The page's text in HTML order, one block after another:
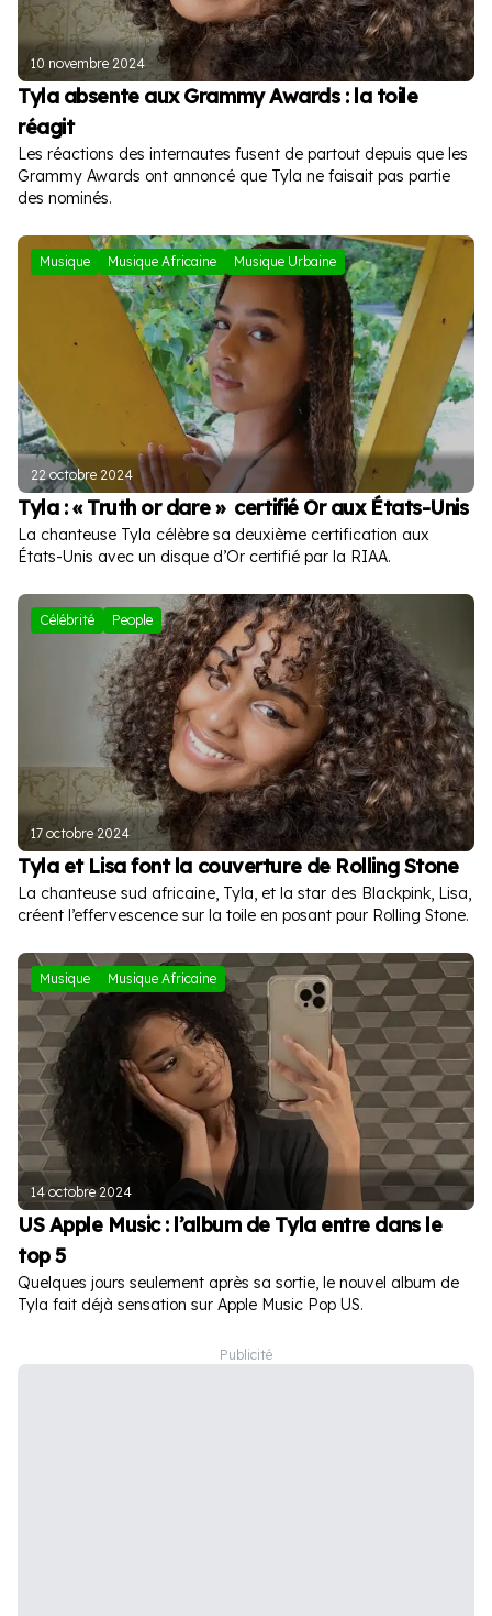
10 novembre 2024
Tyla absente aux Grammy Awards : la toile
réagit
Les réactions des internautes fusent de partout depuis que les
Grammy Awards ont annoncé que Tyla ne faisait pas partie
des nominés.
Musique Musique Africaine Musique Urbaine
22 octobre 2024
Tyla : « Truth or dare » certifié Or aux États-Unis
La chanteuse Tyla célèbre sa deuxième certification aux
États-Unis avec un disque d’Or certifié par la RIAA.
Célébrité People
17 octobre 2024
Tyla et Lisa font la couverture de Rolling Stone
La chanteuse sud africaine, Tyla, et la star des Blackpink, Lisa,
créent l’effervescence sur la toile en posant pour Rolling Stone.
Musique Musique Africaine
14 octobre 2024
US Apple Music : l’album de Tyla entre dans le
top 5
Quelques jours seulement après sa sortie, le nouvel album de
Tyla fait déjà sensation sur Apple Music Pop US.